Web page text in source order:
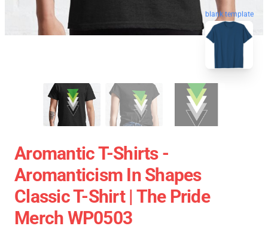
blank template
Aromantic T-Shirts -
Aromanticism In Shapes
Classic T-Shirt | The Pride
Merch WP0503